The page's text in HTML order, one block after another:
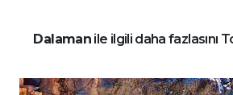
Dalaman ile ilgili daha fazlasını